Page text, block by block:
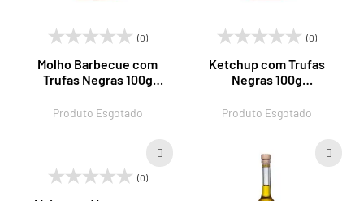
(0)
Molho Barbecue com
Trufas Negras 100g
Produto Esgotado
(0)
Ketchup com Trufas
Negras 100g
Produto Esgotado
(0)